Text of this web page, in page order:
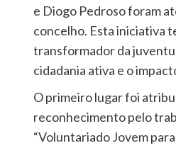
e Diogo Pedroso foram
concelho. Esta iniciativa
transformador da
cidadania ativa e o
O primeiro lugar foi
reconhecimento pelo
“Voluntariado Jovem